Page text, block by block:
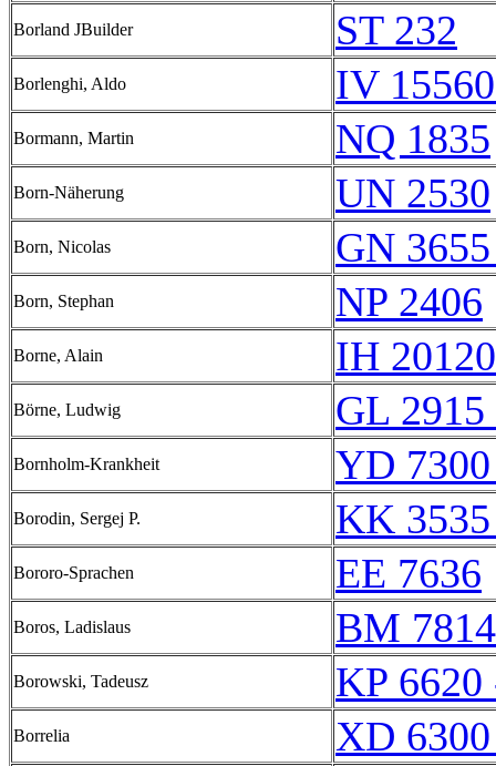
Borland JBuilder ST 232
Borlenghi, Aldo IV
Bormann, Martin NQ 1835
Born-Näherung UN 2530
Born, Nicolas GN
Born, Stephan NP 2406
Borne, Alain IH
Börne, Ludwig GL
Bornholm-Krankheit YD
Borodin, Sergej P. KK
Bororo-Sprachen EE 7636
Boros, Ladislaus BM
Borowski, Tadeusz KP
Borrelia XD